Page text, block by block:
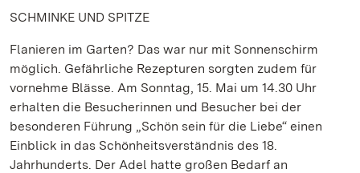
SCHMINKE UND SPITZE
Flanieren im Garten? Das war nur mit Sonnenschirm
möglich. Gefährliche Rezepturen sorgten zudem für
vornehme Blässe. Am Sonntag, 15. Mai um 14.30 Uhr
erhalten die Besucherinnen und Besucher bei der
besonderen Führung „Schön sein für die Liebe“ einen
Einblick in das Schönheitsverständnis des 18.
Jahrhunderts. Der Adel hatte großen Bedarf an